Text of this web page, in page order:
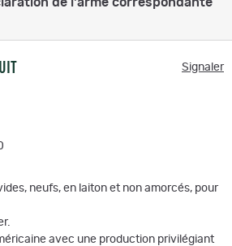
Signaler
neufs, en laiton et non amorcés, pour
avec une production privilégiant